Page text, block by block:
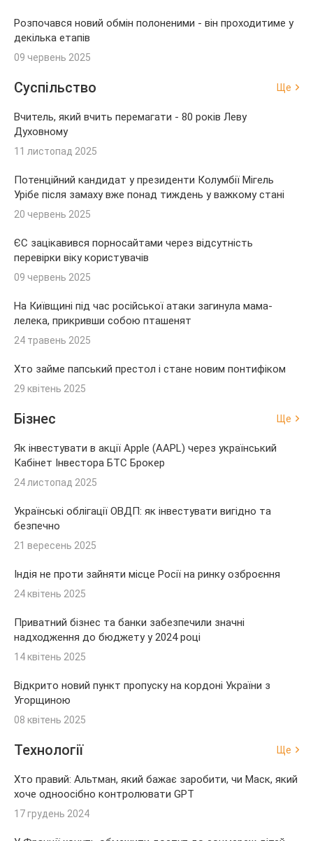
Розпочався новий обмін полоненими - він проходитиме у
декілька етапів
09 червень 2025
Суспільство Ще
Вчитель, який вчить перемагати - 80 років Леву
Духовному
11 листопад 2025
Потенційний кандидат у президенти Колумбії Мігель
Урібе після замаху вже понад тиждень у важкому стані
20 червень 2025
ЄС зацікавився порносайтами через відсутність
перевірки віку користувачів
09 червень 2025
На Київщині під час російської атаки загинула мама-
лелека, прикривши собою пташенят
24 травень 2025
Хто займе папський престол і стане новим понтифіком
29 квітень 2025
Бізнес Ще
Як інвестувати в акції Apple (AAPL) через український
Кабінет Інвестора БТС Брокер
24 листопад 2025
Українські облігації ОВДП: як інвестувати вигідно та
безпечно
21 вересень 2025
Індія не проти зайняти місце Росії на ринку озброєння
24 квітень 2025
Приватний бізнес та банки забезпечили значні
надходження до бюджету у 2024 році
14 квітень 2025
Відкрито новий пункт пропуску на кордоні України з
Угорщиною
08 квітень 2025
Технології Ще
Хто правий: Альтман, який бажає заробити, чи Маск, який
хоче одноосібно контролювати GPT
17 грудень 2024